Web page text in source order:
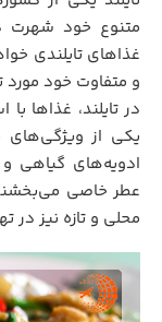
متنوع خود شهرت
غذاهای تایلندی
و متفاوت خود مورد
در تایلند، غذاها
یکی از ویژگی‌های
ادویه‌های گیاهی
عطر خاصی می‌بخشند.
محلی و تازه نیز در